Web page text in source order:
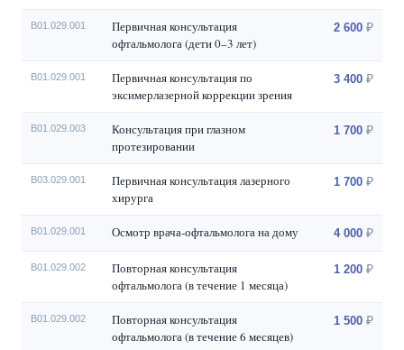
B01.029.001
Первичная консультация
офтальмолога (дети 0–3 лет)
2 600
B01.029.001
Первичная консультация по
эксимерлазерной коррекции зрения
3 400
B01.029.003
Консультация при глазном
протезировании
1 700
В03.029.001
Первичная консультация лазерного
хирурга
1 700
B01.029.001 Осмотр врача-офтальмолога на дому 4 000
B01.029.002
Повторная консультация
офтальмолога (в течение 1 месяца)
1 200
B01.029.002
Повторная консультация
офтальмолога (в течение 6 месяцев)
1 500